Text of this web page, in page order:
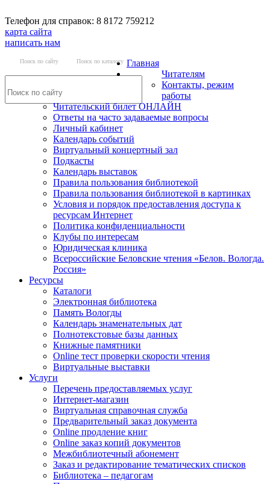
Телефон для справок: 8 8172 759212
карта сайта
написать нам
Поиск по сайту Поиск по каталогу Главная
Читателям
Контакты, режим
работы
Читательский билет ОНЛАЙН
Ответы на часто задаваемые вопросы
Личный кабинет
Календарь событий
Виртуальный концертный зал
Подкасты
Календарь выставок
Правила пользования библиотекой
Правила пользования библиотекой в картинках
Условия и порядок предоставления доступа к
ресурсам Интернет
Политика конфиденциальности
Клубы по интересам
Юридическая клиника
Всероссийские Беловские чтения «Белов. Вологда.
Россия»
Ресурсы
Каталоги
Электронная библиотека
Память Вологды
Календарь знаменательных дат
Полнотекстовые базы данных
Книжные памятники
Online тест проверки скорости чтения
Виртуальные выставки
Услуги
Перечень предоставляемых услуг
Интернет-магазин
Виртуальная справочная служба
Предварительный заказ документа
Online продление книг
Online заказ копий документов
Межбиблиотечный абонемент
Заказ и редактирование тематических списков
Библиотека – педагогам